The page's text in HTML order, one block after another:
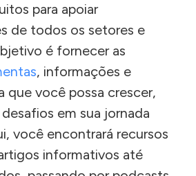
para apoiar
de todos os setores e
é fornecer as
, informações e
que você possa crescer,
em sua jornada
você encontrará recursos
informativos até